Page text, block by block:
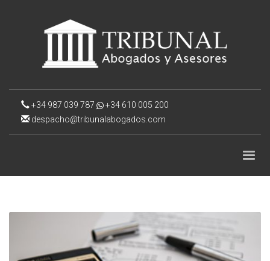
+34 987 039 787
+34 610 005 200
despacho@tribunalabogados.com